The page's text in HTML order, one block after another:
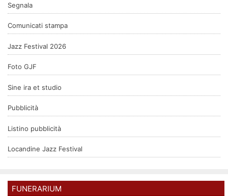
Segnala
Comunicati stampa
Jazz Festival 2026
Foto GJF
Sine ira et studio
Pubblicità
Listino pubblicità
Locandine Jazz Festival
FUNERARIUM